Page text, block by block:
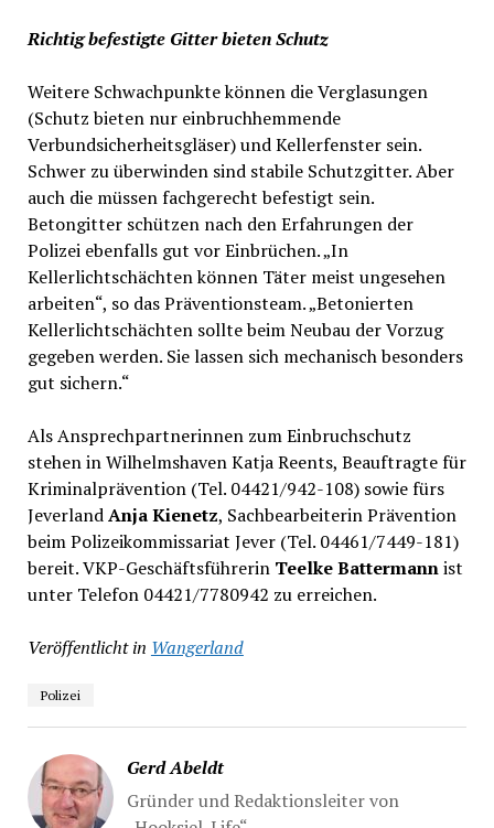
Richtig befestigte Gitter bieten Schutz
Weitere Schwachpunkte können die Verglasungen
(Schutz bieten nur einbruchhemmende
Verbundsicherheitsgläser) und Kellerfenster sein.
Schwer zu überwinden sind stabile Schutzgitter. Aber
auch die müssen fachgerecht befestigt sein.
Betongitter schützen nach den Erfahrungen der
Polizei ebenfalls gut vor Einbrüchen. „In
Kellerlichtschächten können Täter meist ungesehen
arbeiten“, so das Präventionsteam. „Betonierten
Kellerlichtschächten sollte beim Neubau der Vorzug
gegeben werden. Sie lassen sich mechanisch besonders
gut sichern.“
Als Ansprechpartnerinnen zum Einbruchschutz
stehen in Wilhelmshaven Katja Reents, Beauftragte für
Kriminalprävention (Tel. 04421/942-108) sowie fürs
JeverlandAnja Kienetz, Sachbearbeiterin Prävention
beim Polizeikommissariat Jever (Tel. 04461/7449-181)
bereit. VKP-Geschäftsführerin Teelke Battermannist
unter Telefon 04421/7780942 zu erreichen.
Veröffentlicht in Wangerland
Polizei
Gerd Abeldt
Gründer und Redaktionsleiter von